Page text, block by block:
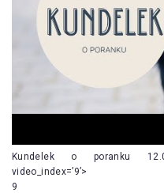
Kundelek o poranku
video_index=’9’>
9